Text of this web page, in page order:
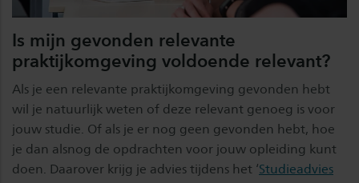
Is mijn gevonden relevante
praktijkomgeving voldoende relevant?
Als je een relevante praktijkomgeving gevonden hebt
wil je natuurlijk weten of deze relevant genoeg is voor
jouw studie. Of als je er nog geen gevonden hebt, hoe
je dan alsnog de opdrachten voor jouw opleiding kunt
doen. Daarover krijg je advies tijdens het ‘Studieadvies